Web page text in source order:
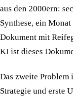
aus den 2000ern:
Synthese, ein
Dokument mit
KI ist dieses
Das zweite Problem
Strategie und erste